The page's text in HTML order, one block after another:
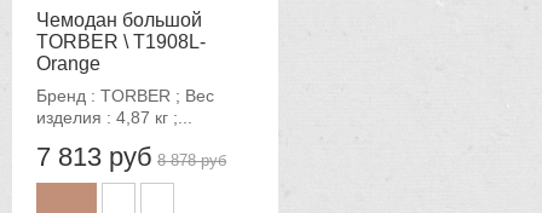
Чемодан большой
TORBER \ T1908L-
Orange
Бренд : TORBER ; Вес
изделия : 4,87 кг ;...
7 813 руб 8 878 руб